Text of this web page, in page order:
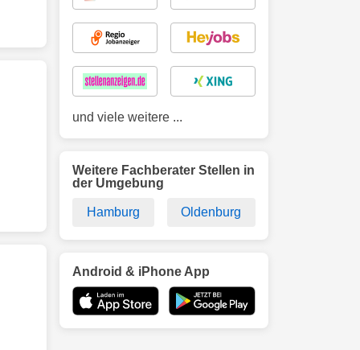
und viele weitere ...
Weitere Fachberater Stellen in
der Umgebung
Hamburg Oldenburg
Android & iPhone App